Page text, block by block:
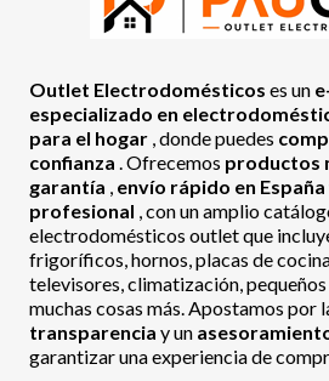
Outlet Electrodomésticos es un
especializado en
para el hogar , donde puedes
confianza . Ofrecemos productos
garantía , envío rápido en España
profesional , con un amplio
electrodomésticos outlet que
frigoríficos, hornos, placas de
televisores, climatización,
muchas cosas más. Apostamos por
transparencia y un
garantizar una experiencia de